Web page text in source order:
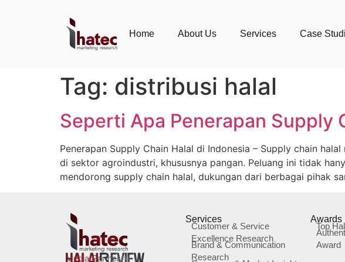
Home About Us Services Case
Tag: distribusi halal
Seperti Apa Penerapan Supply
Penerapan Supply Chain Halal di Indonesia – Supply chain
di sektor agroindustri, khususnya pangan. Peluang ini tidak
mendorong supply chain halal, dukungan dari berbagai pihak
Media Partner
Services
Customer & Service
Excellence Research
Brand & Communication
Research
Awards
Top
Award